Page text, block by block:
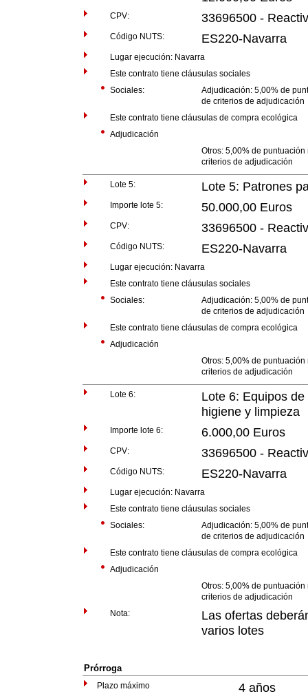
CPV: 33696500 -
Código NUTS: ES220-Navarra
Lugar ejecución: Navarra
Este contrato tiene cláusulas sociales
Sociales:
Adjudicación: 5,00% de
de criterios de adjudicación
Este contrato tiene cláusulas de compra ecológica
Adjudicación
Otros: 5,00% de
criterios de adjudicación
Lote 5: Lote 5: Patrones
Importe lote 5: 50.000,00 Euros
CPV: 33696500 -
Código NUTS: ES220-Navarra
Lugar ejecución: Navarra
Este contrato tiene cláusulas sociales
Sociales:
Adjudicación: 5,00% de
de criterios de adjudicación
Este contrato tiene cláusulas de compra ecológica
Adjudicación
Otros: 5,00% de
criterios de adjudicación
Lote 6:
Lote 6: Equipos
higiene y limpieza
Importe lote 6: 6.000,00 Euros
CPV: 33696500 -
Código NUTS: ES220-Navarra
Lugar ejecución: Navarra
Este contrato tiene cláusulas sociales
Sociales:
Adjudicación: 5,00% de
de criterios de adjudicación
Este contrato tiene cláusulas de compra ecológica
Adjudicación
Otros: 5,00% de
criterios de adjudicación
Nota:
Las ofertas
varios lotes
Prórroga
Plazo máximo 4 años